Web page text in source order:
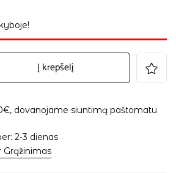
Į krepšelį
dovanojame siuntimą paštomatu
2-3 dienas
Grąžinimas